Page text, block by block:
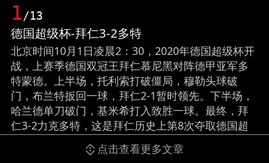
1/13
德国超级杯-拜仁3-2多特
北京时间10月1日凌晨2：30，2020年德国超级杯开
战，上赛季德国双冠王拜仁慕尼黑对阵德甲亚军多
特蒙德。上半场，托利索打破僵局，穆勒头球破
门，布兰特扳回一球，拜仁2-1暂时领先。下半场，
哈兰德单刀破门，基米希打入致胜一球。最终，拜
仁3-2力克多特，这是拜仁历史上第8次夺取德国超
级杯。不仅如此，夺取该项冠军后，2020年度他们
已经完成了包括德甲冠军、德国杯冠军、欧冠冠
点击查看更多文章